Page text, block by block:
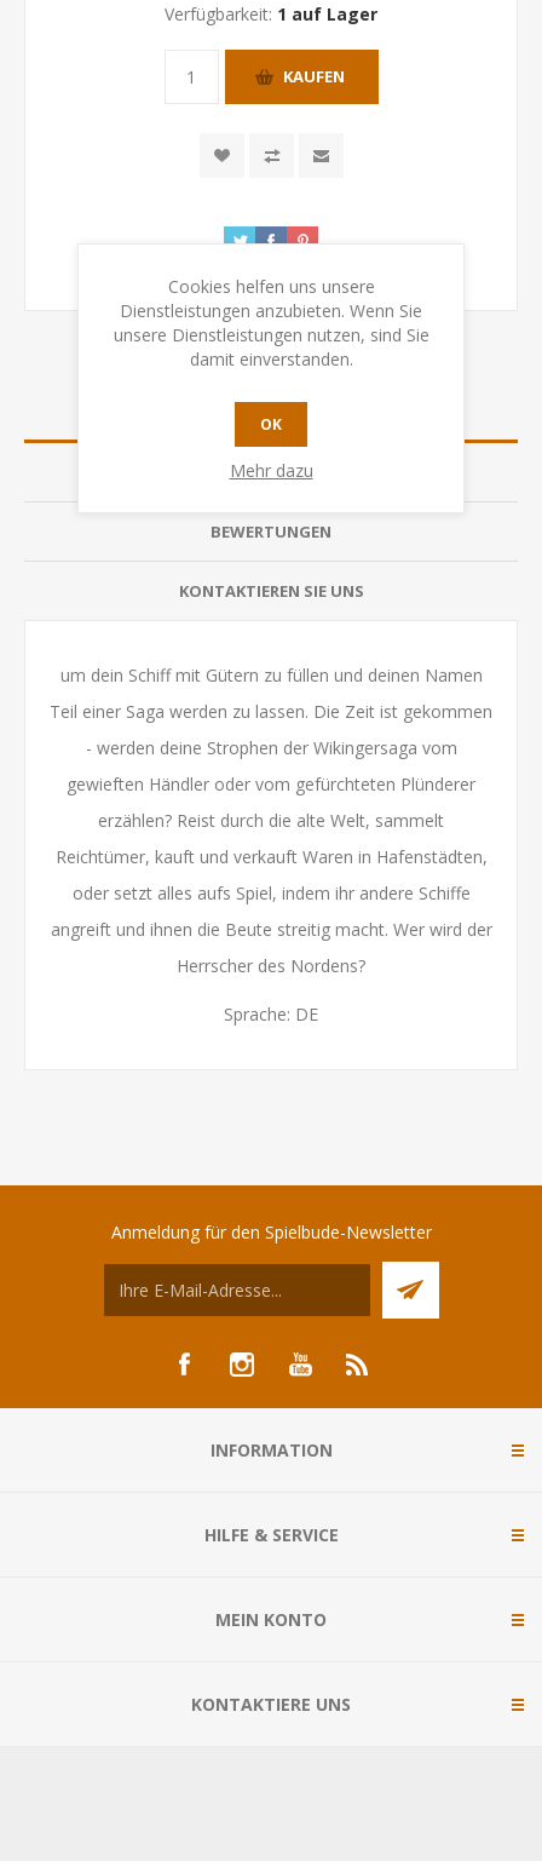
Verfügbarkeit: 1 auf Lager
KAUFEN
SPEZIFIKATION
BEWERTUNGEN
KONTAKTIEREN SIE UNS
um dein Schiff mit Gütern zu füllen und deinen Namen
Teil einer Saga werden zu lassen. Die Zeit ist gekommen
- werden deine Strophen der Wikingersaga vom
gewieften Händler oder vom gefürchteten Plünderer
erzählen? Reist durch die alte Welt, sammelt
Reichtümer, kauft und verkauft Waren in Hafenstädten,
oder setzt alles aufs Spiel, indem ihr andere Schiffe
angreift und ihnen die Beute streitig macht. Wer wird der
Herrscher des Nordens?
Sprache: DE
Anmeldung für den Spielbude-Newsletter
INFORMATION
HILFE & SERVICE
MEIN KONTO
KONTAKTIERE UNS
Cookies helfen uns unsere
Dienstleistungen anzubieten. Wenn Sie
unsere Dienstleistungen nutzen, sind Sie
damit einverstanden.
OK
Mehr dazu